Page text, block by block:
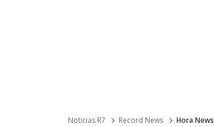
Noticias R7 Record News Hora News